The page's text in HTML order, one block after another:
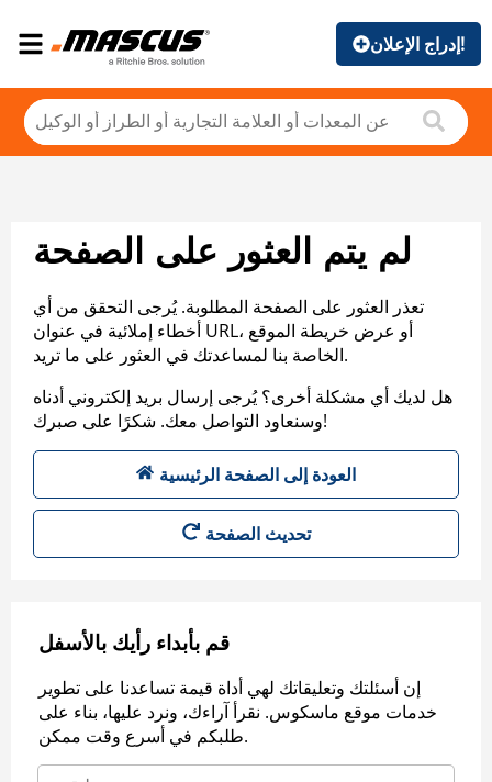
إدراج الإعلان!
لم يتم العثور على الصفحة
تعذر العثور على الصفحة المطلوبة. يُرجى التحقق من أي
أخطاء إملائية في عنوان URL، أو عرض خريطة الموقع
الخاصة بنا لمساعدتك في العثور على ما تريد.
هل لديك أي مشكلة أخرى؟ يُرجى إرسال بريد إلكتروني أدناه
وسنعاود التواصل معك. شكرًا على صبرك!
العودة إلى الصفحة الرئيسية
تحديث الصفحة
قم بأبداء رأيك بالأسفل
إن أسئلتك وتعليقاتك لهي أداة قيمة تساعدنا على تطوير
خدمات موقع ماسكوس. نقرأ آراءك، ونرد عليها، بناء على
طلبكم في أسرع وقت ممكن.